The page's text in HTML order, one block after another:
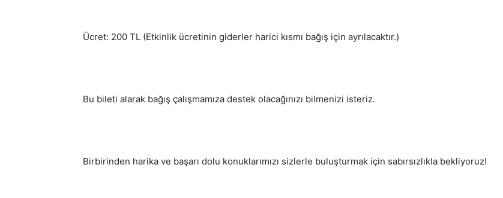
Ücret: 200 TL (Etkinlik ücretinin giderler harici kısmı bağış için ayrılacaktır.)
Bu bileti alarak bağış çalışmamıza destek olacağınızı bilmenizi isteriz.
Birbirinden harika ve başarı dolu konuklarımızı sizlerle buluşturmak için sabırsızlıkla bekliyoruz!